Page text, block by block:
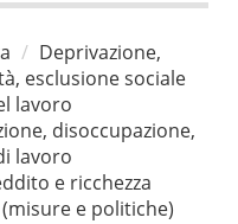
Deprivazione,
esclusione sociale
lavoro
disoccupazione,
lavoro
e ricchezza
e politiche)